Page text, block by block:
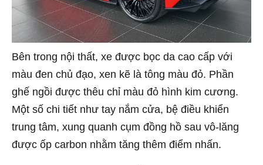
Bên trong nội thất, xe được bọc da cao cấp với
màu đen chủ đạo, xen kẽ là tông màu đỏ. Phần
ghế ngồi được thêu chỉ màu đỏ hình kim cương.
Một số chi tiết như tay nắm cửa, bệ điều khiển
trung tâm, xung quanh cụm đồng hồ sau vô-lăng
được ốp carbon nhằm tăng thêm điểm nhấn.